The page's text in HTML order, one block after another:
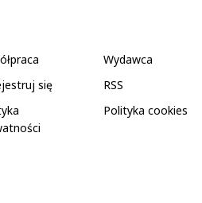
Wydawca
się
RSS
Polityka cookies